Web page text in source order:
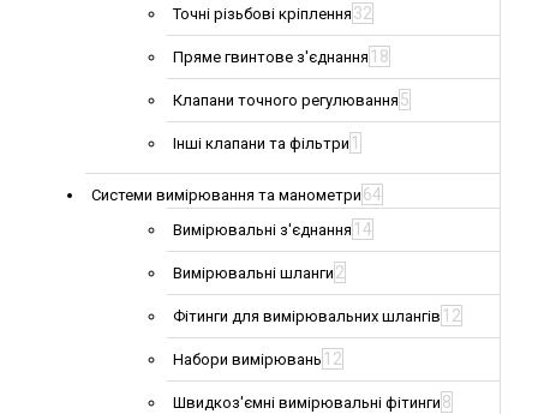
Точні різьбові кріплення 32
Пряме гвинтове з'єднання 18
Клапани точного регулювання 5
Інші клапани та фільтри 1
Системи вимірювання та манометри 64
Вимірювальні з'єднання 14
Вимірювальні шланги 2
Фітинги для вимірювальних шлангів 12
Набори вимірювань 12
Швидкоз'ємні вимірювальні фітинги 8